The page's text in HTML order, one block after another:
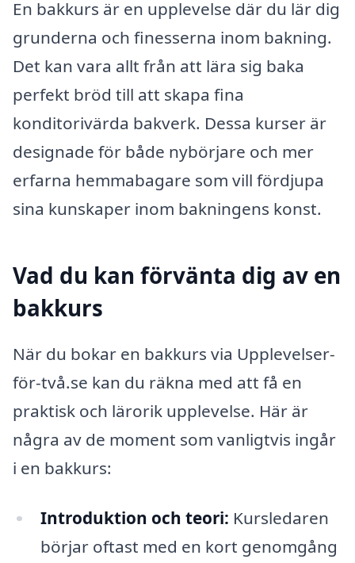
En bakkurs är en upplevelse där du lär dig
grunderna och finesserna inom bakning.
Det kan vara allt från att lära sig baka
perfekt bröd till att skapa fina
konditorivärda bakverk. Dessa kurser är
designade för både nybörjare och mer
erfarna hemmabagare som vill fördjupa
sina kunskaper inom bakningens konst.
Vad du kan förvänta dig av en
bakkurs
När du bokar en bakkurs via Upplevelser-
för-två.se kan du räkna med att få en
praktisk och lärorik upplevelse. Här är
några av de moment som vanligtvis ingår
i en bakkurs:
Introduktion och teori: Kursledaren
börjar oftast med en kort genomgång